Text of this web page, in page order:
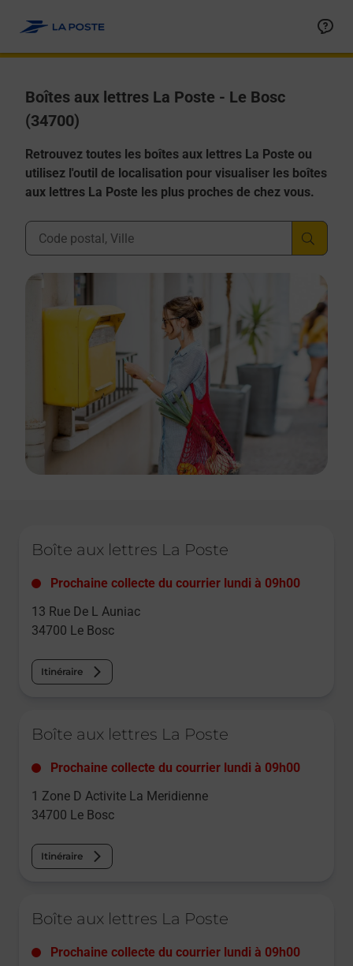
Boîtes aux lettres La Poste - Le Bosc
(34700)
Retrouvez toutes les boîtes aux lettres La Poste ou
utilisez l'outil de localisation pour visualiser les boîtes
aux lettres La Poste les plus proches de chez vous.
Ville, Département, Code Postal
Boîte aux lettres La Poste
Prochaine collecte du courrier lundi à 09h00
13 Rue De L Auniac
34700 Le Bosc
Itinéraire
Boîte aux lettres La Poste
Prochaine collecte du courrier lundi à 09h00
1 Zone D Activite La Meridienne
34700 Le Bosc
Itinéraire
Boîte aux lettres La Poste
Prochaine collecte du courrier lundi à 09h00